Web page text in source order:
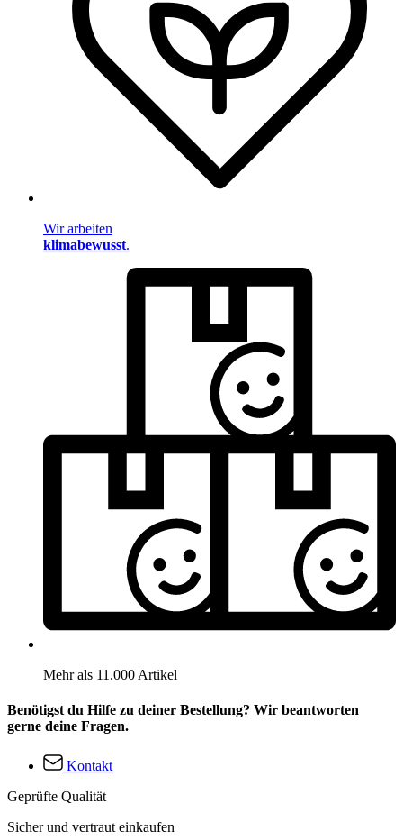
Wir arbeiten
klimabewusst.
Mehr als 11.000 Artikel
Benötigst du Hilfe zu deiner Bestellung? Wir beantworten
gerne deine Fragen.
Kontakt
Geprüfte Qualität
Sicher und vertraut einkaufen